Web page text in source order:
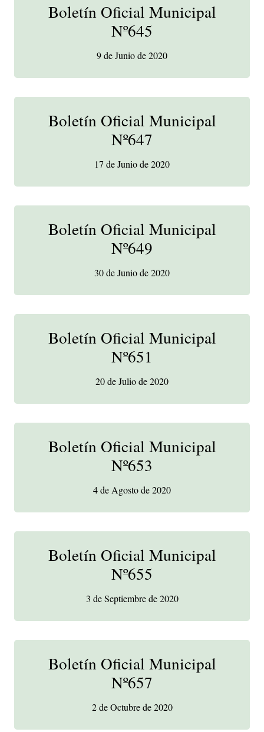
Boletín Oficial Municipal
Nº645
9 de Junio de 2020
Boletín Oficial Municipal
Nº647
17 de Junio de 2020
Boletín Oficial Municipal
Nº649
30 de Junio de 2020
Boletín Oficial Municipal
Nº651
20 de Julio de 2020
Boletín Oficial Municipal
Nº653
4 de Agosto de 2020
Boletín Oficial Municipal
Nº655
3 de Septiembre de 2020
Boletín Oficial Municipal
Nº657
2 de Octubre de 2020